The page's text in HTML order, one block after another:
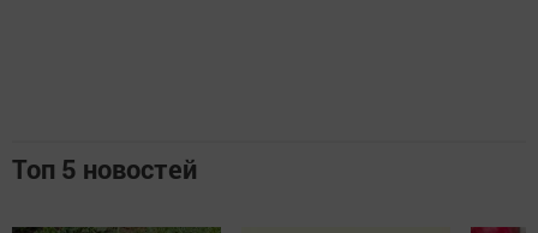
Топ 5 новостей